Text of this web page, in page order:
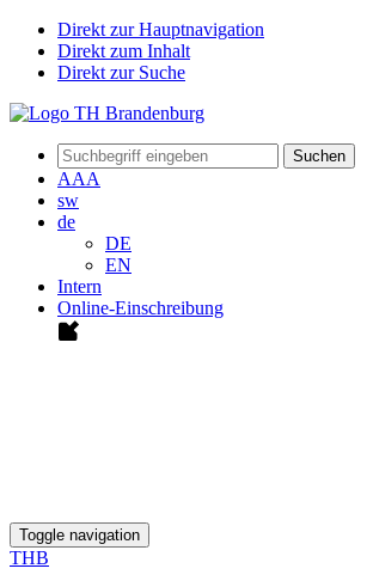
Direkt zur Hauptnavigation
Direkt zum Inhalt
Direkt zur Suche
Suchen
AAA
sw
de
DE
EN
Intern
Online-Einschreibung
Toggle navigation
THB